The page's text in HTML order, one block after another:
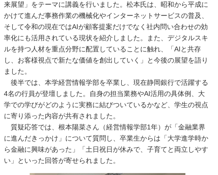
来展望」をテーマに講義を行いました。松本氏は、昭和から平成に
かけて進んだ事務作業の機械化やインターネットサービスの普及、
そして令和の現在ではAIが顧客提案だけでなく社内問い合わせの効
率化にも活用されている現状を紹介しました。また、デジタルスキ
ルを持つ人材を重点分野に配置していることに触れ、「AIと共存
し、お客様視点で新たな価値を創出していく」と今後の展望を語り
ました。
後半では、本学経営情報学部を卒業し、現在静岡銀行で活躍する
4名の行員が登壇しました。自身の担当業務やAI活用の具体例、大
学での学びがどのように実務に結びついているかなど、学生の視点
に寄り添った内容が共有されました。
質疑応答では、根本陽菜さん（経営情報学部1年）が「金融業界
に進んだきっかけ」について質問し、卒業生からは「大学進学時か
ら金融に興味があった」「土日祝日が休みで、子育てと両立しやす
い」といった回答が寄せられました。